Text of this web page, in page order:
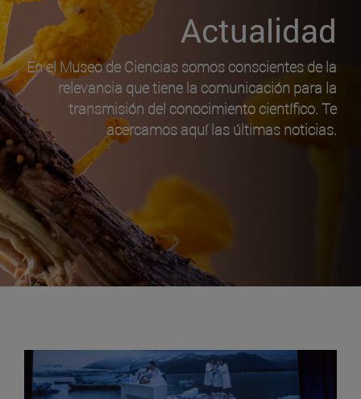
Actualidad
En el Museo de Ciencias somos conscientes de la
relevancia que tiene la comunicación para la
transmisión del conocimiento científico. Te
acercamos aquí las últimas noticias.